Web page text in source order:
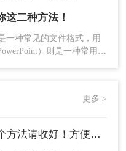
个简单而有效的方法来
二种方法！
一种常见的文件格式，用
）则是一种常用的
更多 >
收好！方便又好用！